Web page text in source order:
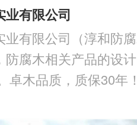
业有限公司
业有限公司（淳和防
防腐木相关产品的设
卓木品质，质保30年